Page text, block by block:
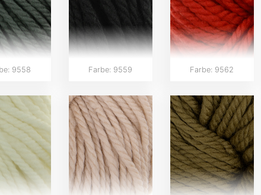
9558 Farbe: 9559 Farbe: 9562